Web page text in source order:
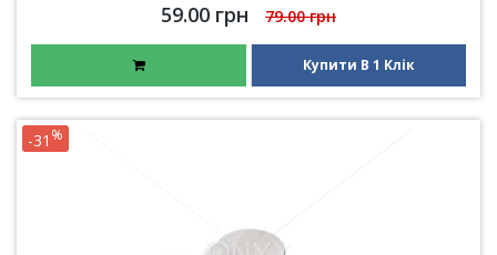
59.00 грн 79.00 грн
Купити В 1 Клік
-31 %